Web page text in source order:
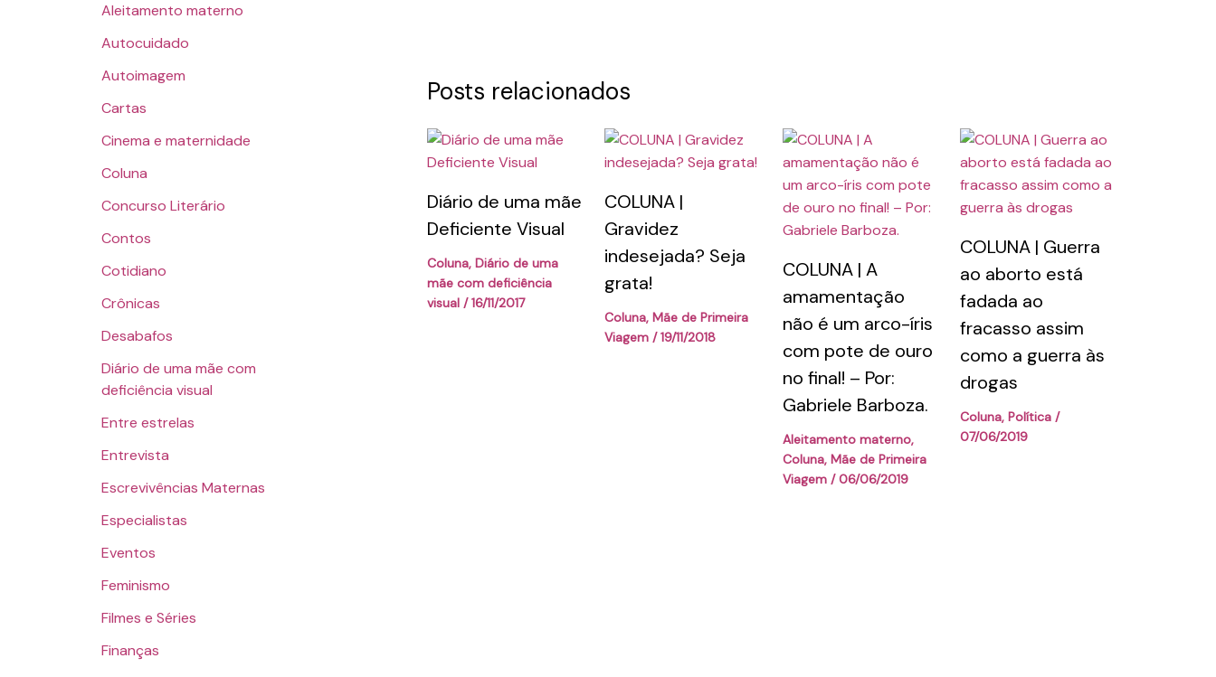
Aleitamento materno
Autocuidado
Autoimagem
Cartas
Cinema e maternidade
Coluna
Concurso Literário
Contos
Cotidiano
Crônicas
Desabafos
Diário de uma mãe com
deficiência visual
Entre estrelas
Entrevista
Escrevivências Maternas
Especialistas
Eventos
Feminismo
Filmes e Séries
Finanças
Posts relacionados
Diário de uma mãe
Deficiente Visual
Coluna, Diário de uma
mãe com deficiência
visual /16/11/2017
COLUNA |
Gravidez
indesejada? Seja
grata!
Coluna,Mãe de Primeira
Viagem /19/11/2018
COLUNA | A
amamentação
não é um arco-íris
com pote de ouro
no final! – Por:
Gabriele Barboza.
Aleitamento materno,
Coluna, Mãe de Primeira
Viagem/06/06/2019
COLUNA | Guerra
ao aborto está
fadada ao
fracasso assim
como a guerra às
drogas
Coluna, Política/
07/06/2019